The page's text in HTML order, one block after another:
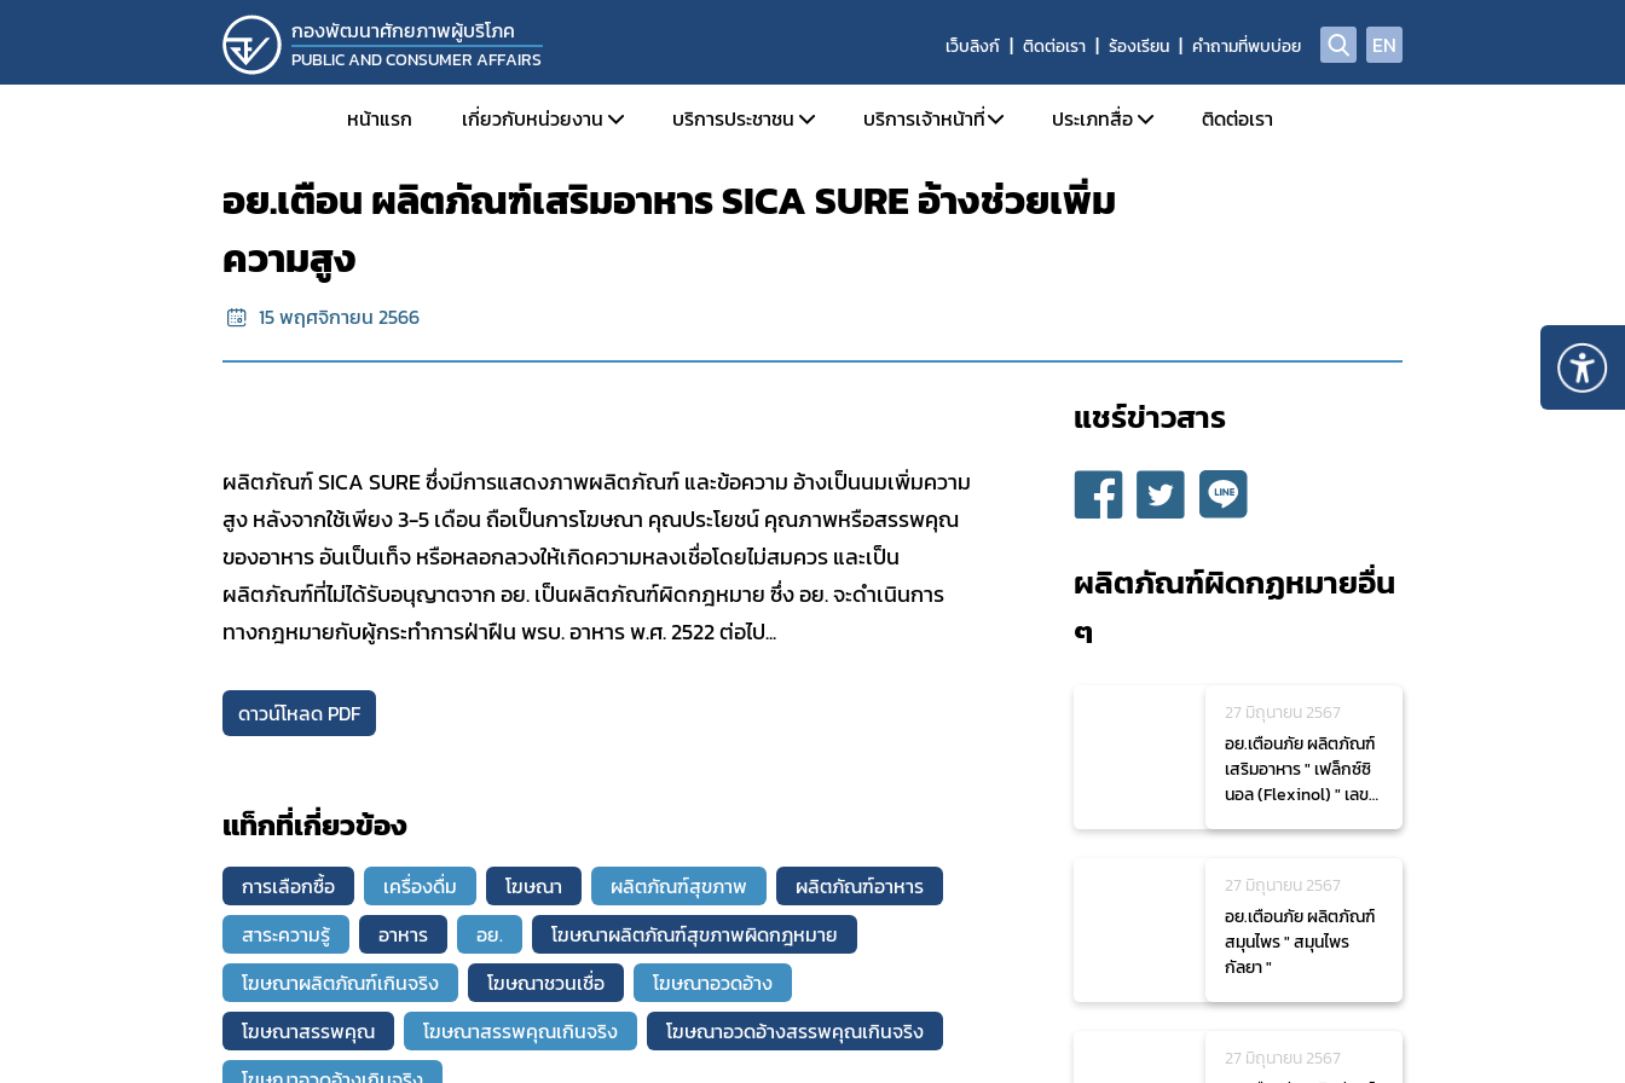
กองพัฒนาศักยภาพผู้บริโภค
PUBLIC AND CONSUMER AFFAIRS
เว็บลิงก์ ติดต่อเรา ร้องเรียน คำถามที่พบบ่อย EN
หน้าแรก เกี่ยวกับหน่วยงาน
ประวัติความเป็นมา
โครงการที่เกี่ยวข้อง
กิจกรรม
SOP
บริการประชาชน
ตรวจสอบผลิตภัณฑ์
บริการเจ้าหน้าที่
SKYNET
ประเภทสื่อ
ข่าวแจก
ติดต่อเรา
ข้อมูลผลิตภัณฑ์ผิดกฏหมาย
อย.เตือน ผลิตภัณฑ์เสริมอาหาร SICA SURE อ้างช่วยเพิ่ม
ความสูง
15 พฤศจิกายน 2566
ผลิตภัณฑ์ SICA SURE ซึ่งมีการแสดงภาพผลิตภัณฑ์ และข้อความ อ้างเป็นนมเพิ่มความ
สูง หลังจากใช้เพียง 3-5 เดือน ถือเป็นการโฆษณา คุณประโยชน์ คุณภาพหรือสรรพคุณ
ของอาหาร อันเป็นเท็จ หรือหลอกลวงให้เกิดความหลงเชื่อโดยไม่สมควร และเป็น
ผลิตภัณฑ์ที่ไม่ได้รับอนุญาตจาก อย. เป็นผลิตภัณฑ์ผิดกฎหมาย ซึ่ง อย. จะดำเนินการ
ทางกฎหมายกับผู้กระทำการฝ่าฝืน พรบ. อาหาร พ.ศ. 2522 ต่อไป...
ดาวน์โหลด PDF
แท็กที่เกี่ยวข้อง
การเลือกซื้อ เครื่องดื่ม โฆษณา ผลิตภัณฑ์สุขภาพ
ผลิตภัณฑ์อาหาร
สาระความรู้
อาหาร อย.
โฆษณาผลิตภัณฑ์สุขภาพผิดกฎหมาย
โฆษณาผลิตภัณฑ์เกินจริง
โฆษณาชวนเชื่อ
โฆษณาอวดอ้าง
โฆษณาสรรพคุณ
โฆษณาสรรพคุณเกินจริง
โฆษณาอวดอ้างสรรพคุณเกินจริง
แชร์ข่าวสาร​
ผลิตภัณฑ์ผิดกฏหมายอื่น
ๆ
27 มิถุนายน 2567
อย.เตือนภัย ผลิตภัณฑ์
เสริมอาหาร " เฟล็กซ์ซิ
นอล (Flexinol) " เลข
27 มิถุนายน 2567
อย.เตือนภัย ผลิตภัณฑ์
สมุนไพร " สมุนไพร
กัลยา "
27 มิถุนายน 2567